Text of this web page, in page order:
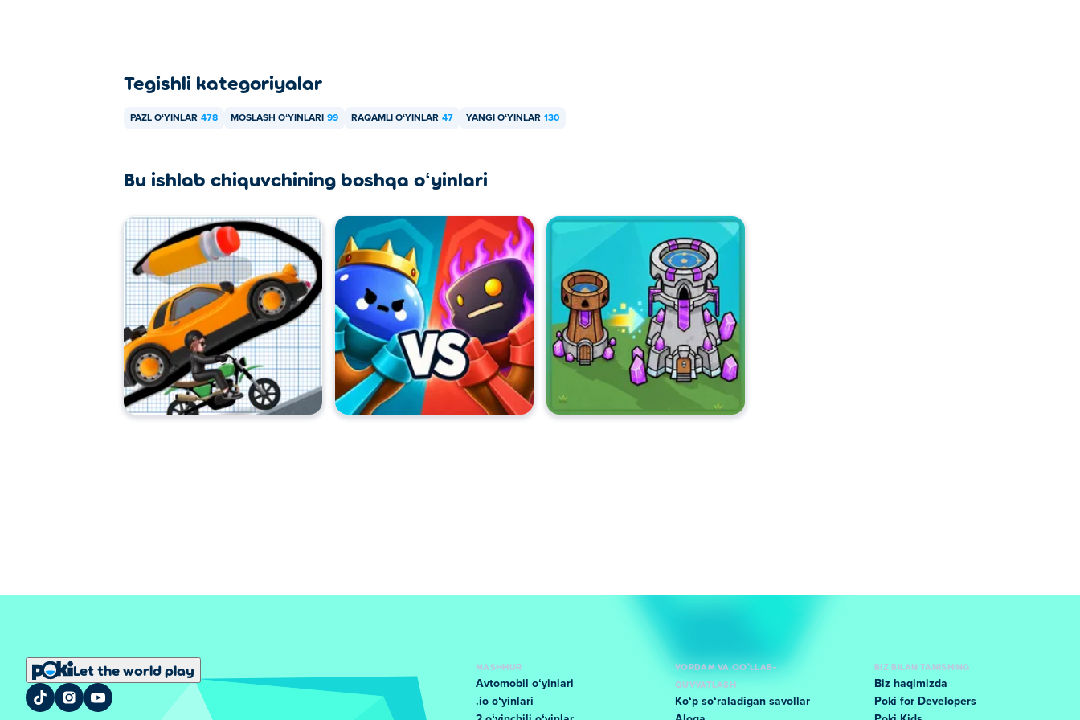
Tegishli kategoriyalar
PAZL OʻYINLAR 478 MOSLASH OʻYINLARI 99 RAQAMLI OʻYINLAR 47 YANGI OʻYINLAR 130
Bu ishlab chiquvchining boshqa oʻyinlari
Let the world play
MASHHUR
Avtomobil oʻyinlari
.io oʻyinlari
YORDAM VA QO'LLAB-
QUVVATLASH
Koʻp soʻraladigan savollar
BIZ BILAN TANISHING
Biz haqimizda
Poki for Developers